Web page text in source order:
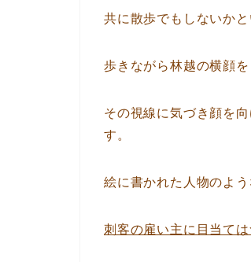
共に散歩でもしないか
歩きながら林越の横顔を
その視線に気づき顔を
す。
絵に書かれた人物のよ
刺客の雇い主に目当て